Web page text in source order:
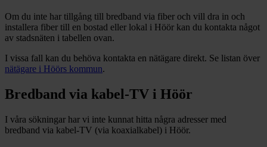
Om du inte har tillgång till bredband via fiber och vill dra in och
installera fiber till en bostad eller lokal i Höör kan du kontakta något
av stadsnäten i tabellen ovan.
I vissa fall kan du behöva kontakta en nätägare direkt. Se listan över
nätägare i Höörs kommun.
Bredband via kabel-TV i Höör
I våra sökningar har vi inte kunnat hitta några adresser med
bredband via kabel-TV (via koaxialkabel) i Höör.